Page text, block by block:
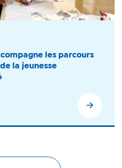
les parcours
la jeunesse